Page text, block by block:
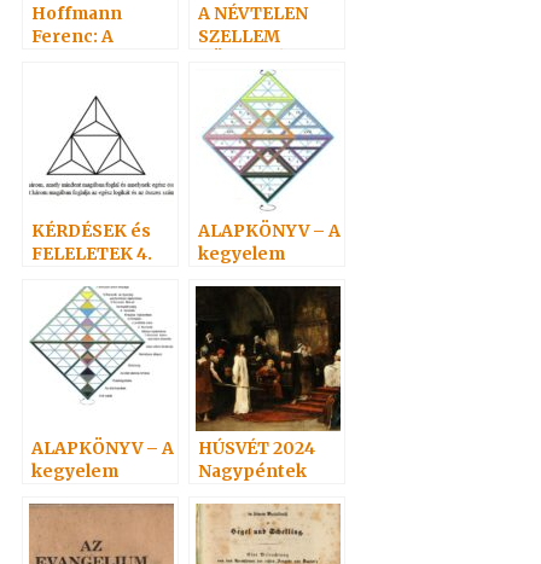
Hoffmann
Ferenc: A
A NÉVTELEN
SZELLEM
KÉRDÉSEK és
FELELETEK 4.
Hoffmann
professzor
ALAPKÖNYV – A
kegyelem
ALAPKÖNYV – A
kegyelem
HÚSVÉT 2024
Nagypéntek